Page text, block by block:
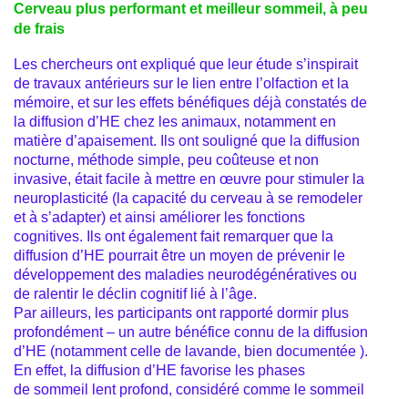
Cerveau plus performant et meilleur sommeil, à peu
de frais
Les chercheurs ont expliqué que leur étude s’inspirait
de travaux antérieurs sur le lien entre l’olfaction et la
mémoire, et sur les effets bénéfiques déjà constatés de
la diffusion d’HE chez les animaux, notamment en
matière d’apaisement. Ils ont souligné que la diffusion
nocturne, méthode simple, peu coûteuse et non
invasive, était facile à mettre en œuvre pour stimuler la
neuroplasticité (la capacité du cerveau à se remodeler
et à s’adapter) et ainsi améliorer les fonctions
cognitives. Ils ont également fait remarquer que la
diffusion d’HE pourrait être un moyen de prévenir le
développement des maladies neurodégénératives ou
de ralentir le déclin cognitif lié à l’âge.
Par ailleurs, les participants ont rapporté dormir plus
profondément – un autre bénéfice connu de la diffusion
d’HE (notamment celle de lavande, bien documentée ).
En effet, la diffusion d’HE favorise les phases
de sommeil lent profond, considéré comme le sommeil